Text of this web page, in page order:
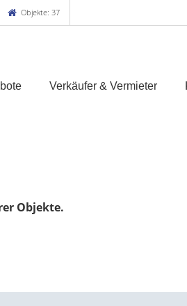
Objekte: 37
Verkäufer & Vermieter
Objekte.